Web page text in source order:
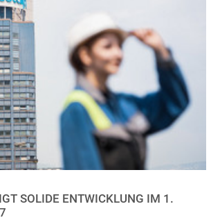
SOLIDE ENTWICKLUNG IM 1.